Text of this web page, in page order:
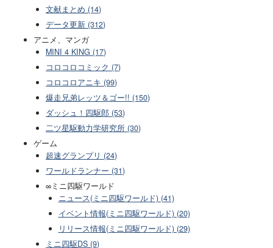
文献まとめ (14)
データ更新 (312)
アニメ、マンガ
MINI 4 KING (17)
コロコロコミック (7)
コロコロアニキ (99)
爆走兄弟レッツ＆ゴー!! (150)
ダッシュ！四駆郎 (53)
二ツ星駆動力学研究所 (30)
ゲーム
超速グランプリ (24)
ワールドランナー (31)
∞ミニ四駆ワールド
ニュース(ミニ四駆ワールド) (41)
イベント情報(ミニ四駆ワールド) (20)
リリース情報(ミニ四駆ワールド) (29)
ミニ四駆DS (9)